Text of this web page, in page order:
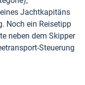
Jachtkapitäns
Noch ein Reisetipp
neben dem Skipper
Steuerung